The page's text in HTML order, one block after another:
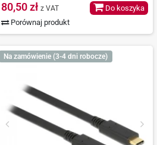
80,50 zł z VAT
Porównaj produkt
Do koszyka
Na zamówienie (3-4 dni robocze)